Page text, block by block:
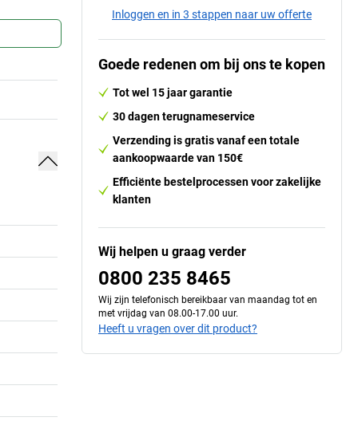
Inloggen en in 3 stappen naar uw offerte
Goede redenen om bij ons te kopen
Tot wel 15 jaar garantie
30 dagen terugnameservice
Verzending is gratis vanaf een totale
aankoopwaarde van 150€
Efficiënte bestelprocessen voor zakelijke
klanten
Wij helpen u graag verder
0800 235 8465
Wij zijn telefonisch bereikbaar van maandag tot en
met vrijdag van 08.00-17.00 uur.
Heeft u vragen over dit product?